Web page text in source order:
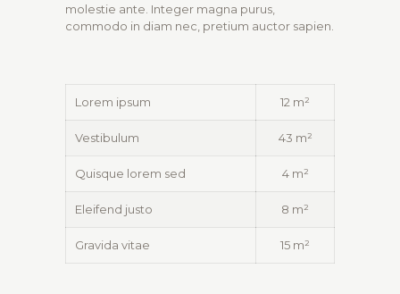
molestie ante. Integer magna purus,
commodo in diam nec, pretium auctor sapien.
Lorem ipsum 12 m²
Vestibulum 43 m²
Quisque lorem sed 4 m²
Eleifend justo 8 m²
Gravida vitae 15 m²